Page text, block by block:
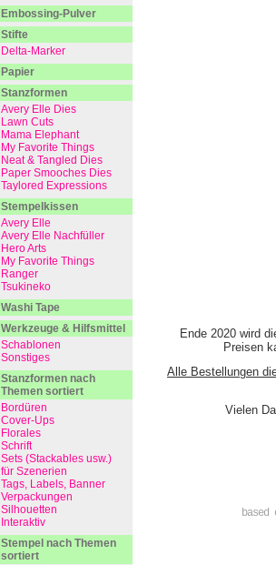
Ende 2020 wird
Preisen
Alle Bestellungen
Vielen
Embossing-Pulver
Stifte
Delta-Marker
Papier
Stanzformen
Avery Elle Dies
Lawn Cuts
Mama Elephant
My Favorite Things
Neat & Tangled Dies
Paper Smooches Dies
Taylored Expressions
Stempelkissen
Avery Elle
Avery Elle Nachfüller
Hero Arts
My Favorite Things
Ranger
Tsukineko
Washi Tape
Werkzeuge & Hilfsmittel
Schablonen
Sonstiges
Stanzformen nach
Themen sortiert
Bordüren
Cover-Ups
Florales
Schrift
Sets (Stackables usw.)
für Szenerien
Tags, Labels, Banner
Verpackungen
Silhouetten
Interaktiv
Stempel nach Themen
sortiert